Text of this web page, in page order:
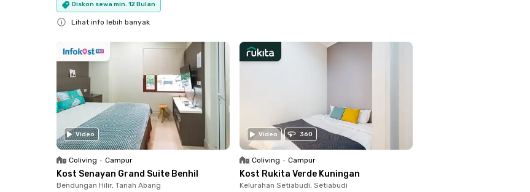
Diskon sewa min. 12 Bulan
Lihat info lebih banyak
Video
Coliving • Campur
Kost Senayan Grand Suite Benhil
Bendungan Hilir, Tanah Abang
Video 360
Coliving • Campur
Kost Rukita Verde Kuningan
Kelurahan Setiabudi, Setiabudi